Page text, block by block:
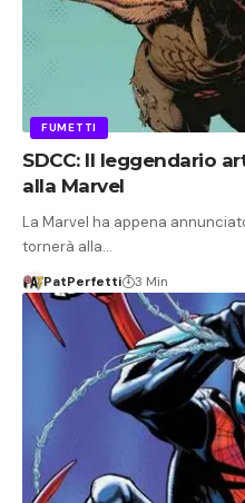
FUMETTI
SDCC: Il leggendario
alla Marvel
La Marvel ha appena
tornerà alla…
PatPerfetti 3 Min